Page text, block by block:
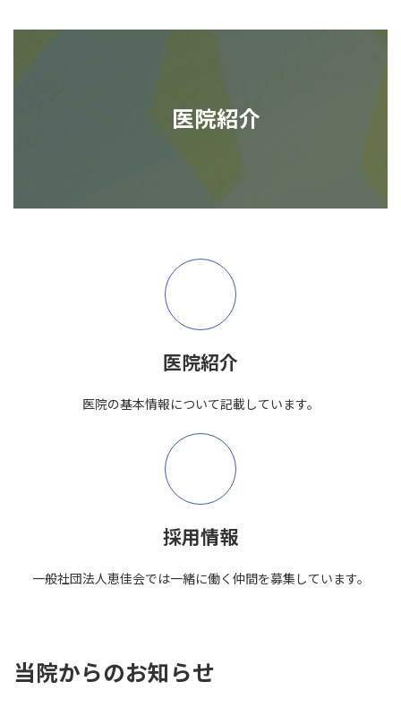
医院紹介
イ
コ
ン
リ
医院紹介
医院の基本情報について記載しています。
イ
コ
ン
リ
採用情報
一般社団法人恵佳会では一緒に働く仲間を募集しています。
当院からのお知らせ